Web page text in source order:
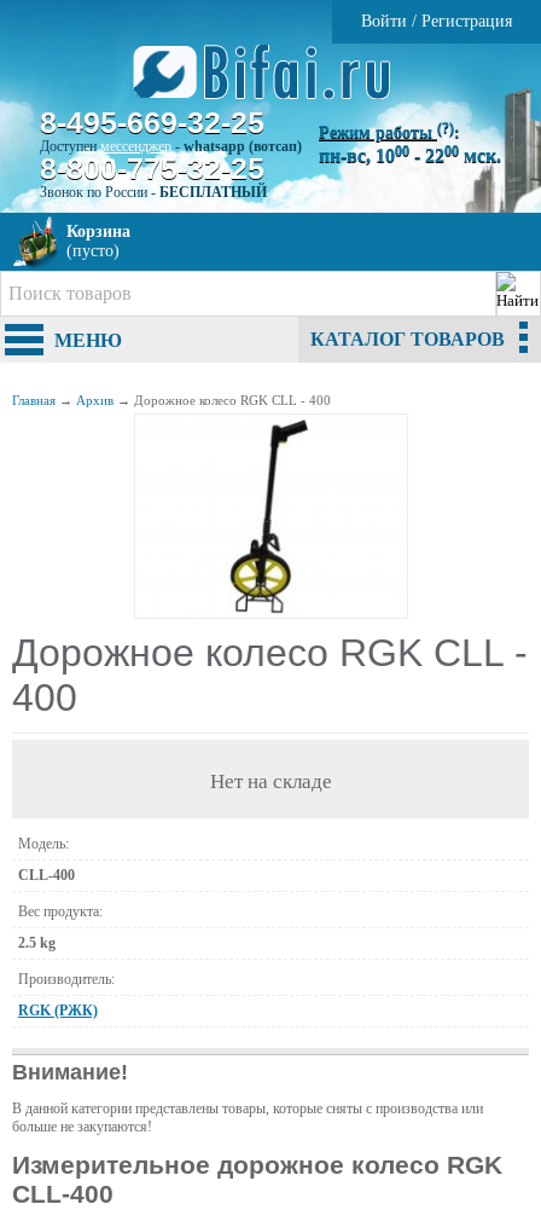
Войти / Регистрация
8-495-669-32-25
Доступенмессенджер-whatsapp (вотсап)
8-800-775-32-25
Звонок по России - БЕСПЛАТНЫЙ
Режим работы (?):
пн-вс, 1000 - 2200 мск.
Корзина
(пусто)
МЕНЮ КАТАЛОГ ТОВАРОВ
Главная → Архив → Дорожное колесо RGK CLL - 400
Дорожное колесо RGK CLL -
400
Нет на складе
Модель:
CLL-400
Вес продукта:
2.5 kg
Производитель:
RGK (РЖК)
Внимание!
В данной категории представлены товары, которые сняты с производства или
больше не закупаются!
Измерительное дорожное колесо RGK
CLL-400